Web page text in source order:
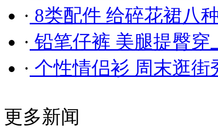
· 8类配件 给碎花裙八
· 铅笔仔裤 美腿提臀穿
· 个性情侣衫 周末逛街
更多新闻